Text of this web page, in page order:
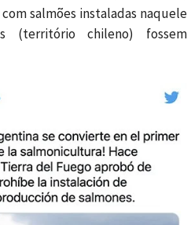
salmões instaladas naquele
(território chileno) fossem